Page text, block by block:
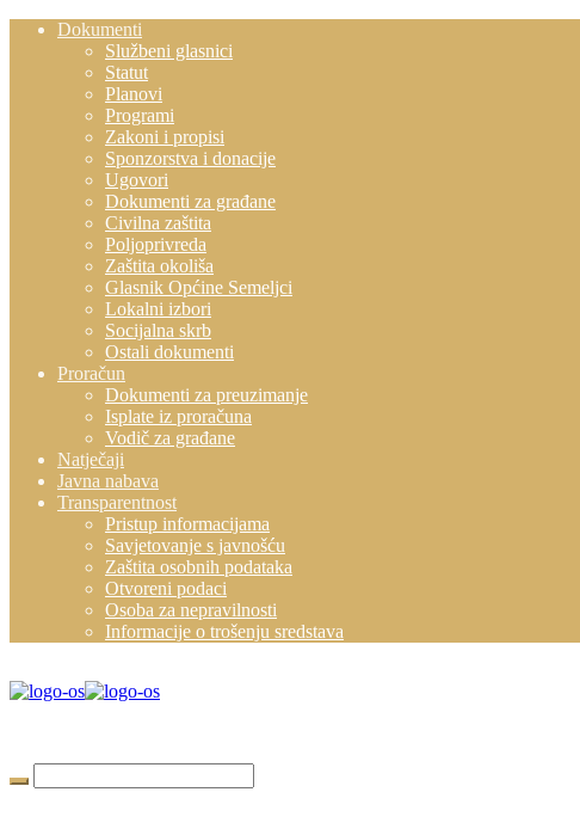
Dokumenti
Službeni glasnici
Statut
Planovi
Programi
Zakoni i propisi
Sponzorstva i donacije
Ugovori
Dokumenti za građane
Civilna zaštita
Poljoprivreda
Zaštita okoliša
Glasnik Općine Semeljci
Lokalni izbori
Socijalna skrb
Ostali dokumenti
Proračun
Dokumenti za preuzimanje
Isplate iz proračuna
Vodič za građane
Natječaji
Javna nabava
Transparentnost
Pristup informacijama
Savjetovanje s javnošću
Zaštita osobnih podataka
Otvoreni podaci
Osoba za nepravilnosti
Informacije o trošenju sredstava